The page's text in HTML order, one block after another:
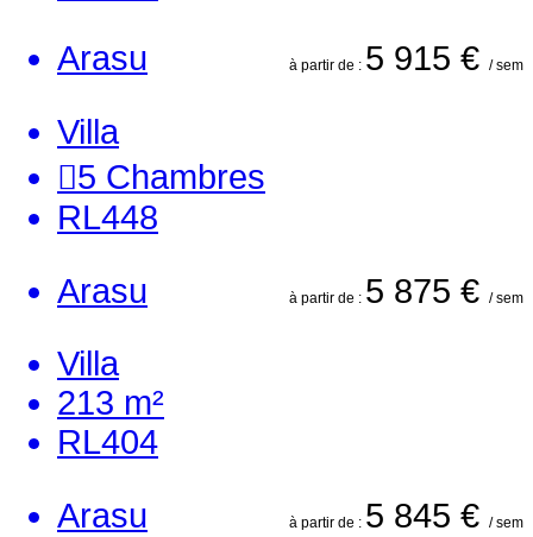
à partir de : 5 915 € / sem
Arasu
Villa
5 Chambres
RL448
à partir de : 5 875 € / sem
Arasu
Villa
213 m²
RL404
à partir de : 5 845 € / sem
Arasu